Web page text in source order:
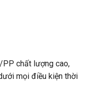
PP chất lượng cao,
mọi điều kiện thời